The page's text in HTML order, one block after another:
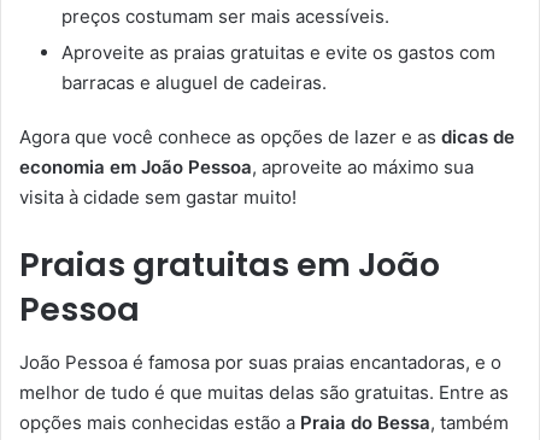
preços costumam ser mais acessíveis.
Aproveite as praias gratuitas e evite os gastos com
barracas e aluguel de cadeiras.
Agora que você conhece as opções de lazer e as dicas de
economia em João Pessoa, aproveite ao máximo sua
visita à cidade sem gastar muito!
Praias gratuitas em João
Pessoa
João Pessoa é famosa por suas praias encantadoras, e o
melhor de tudo é que muitas delas são gratuitas. Entre as
opções mais conhecidas estão a Praia do Bessa, também